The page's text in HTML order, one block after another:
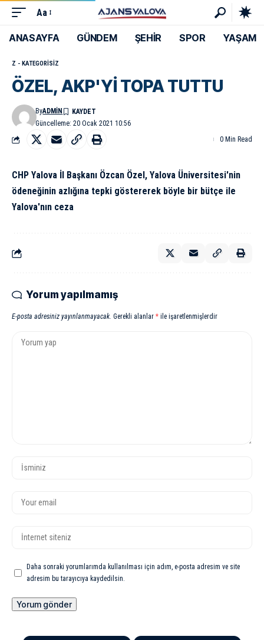
Aa
ANASAYFA GÜNDEM ŞEHİR SPOR YAŞAM
Z - KATEGORISIZ
ÖZEL, AKP'Yİ TOPA TUTTU
Güncelleme: 20 Ocak 2021 10:56
ByADMIN
0 Min Read
CHP Yalova İl Başkanı Özcan Özel, Yalova Üniversitesi'nin
ödeneğinin azlığına tepki göstererek böyle bir bütçe ile
Yalova'nın ceza
Yorum yapılmamış
E-posta adresiniz yayınlanmayacak. Gerekli alanlar * ile işaretlenmişlerdir
Daha sonraki yorumlarımda kullanılması için adım, e-posta adresim ve site
adresim bu tarayıcıya kaydedilsin.